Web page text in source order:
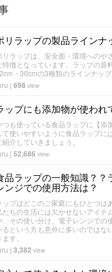
リラップの製品ラインナ
リラップは、安全面・環境へのや
特徴となっています。ラップの原
・30cmの3種類のラインナッ
| 698 view
ップにも添加物が使わ
つも使っている食品ラップに【添
て使いやすいように食品ラップに
紹介していきましょう。
| 52,686 view
品ラップの一般知識？
ンジでの使用方法は？
ップはどこのご家庭にもひとつは
たちの生活には欠かせないアイテ
、その使い分け、電子レンジでの
るという方も意外に多いのではな
ます。
| 3,382 view